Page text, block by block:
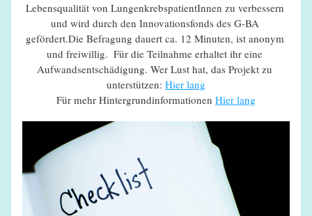
Lebensqualität von LungenkrebspatientInnen zu verbessern
und wird durch den Innovationsfonds des G-BA
gefördert.Die Befragung dauert ca. 12 Minuten, ist anonym
und freiwillig.  Für die Teilnahme erhaltet ihr eine
Aufwandsentschädigung. Wer Lust hat, das Projekt zu
unterstützen: Hier lang
Für mehr Hintergrundinformationen Hier lang